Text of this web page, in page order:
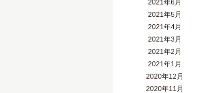
2021年6月
2021年5月
2021年4月
2021年3月
2021年2月
2021年1月
2020年12月
2020年11月